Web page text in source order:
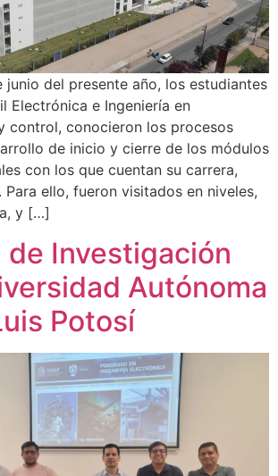
junio del presente año, los estudiantes
Electrónica e Ingeniería en
control, conocieron los procesos
de inicio y cierre de los módulos
con los que cuentan su carrera,
Para ello, fueron visitados en niveles,
y […]
de Investigación
Autónoma
Potosí